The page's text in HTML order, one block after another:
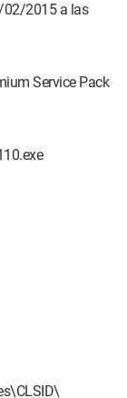
02/2015 a las
Service Pack